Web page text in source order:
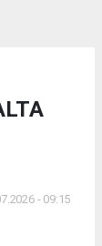
- 09:15